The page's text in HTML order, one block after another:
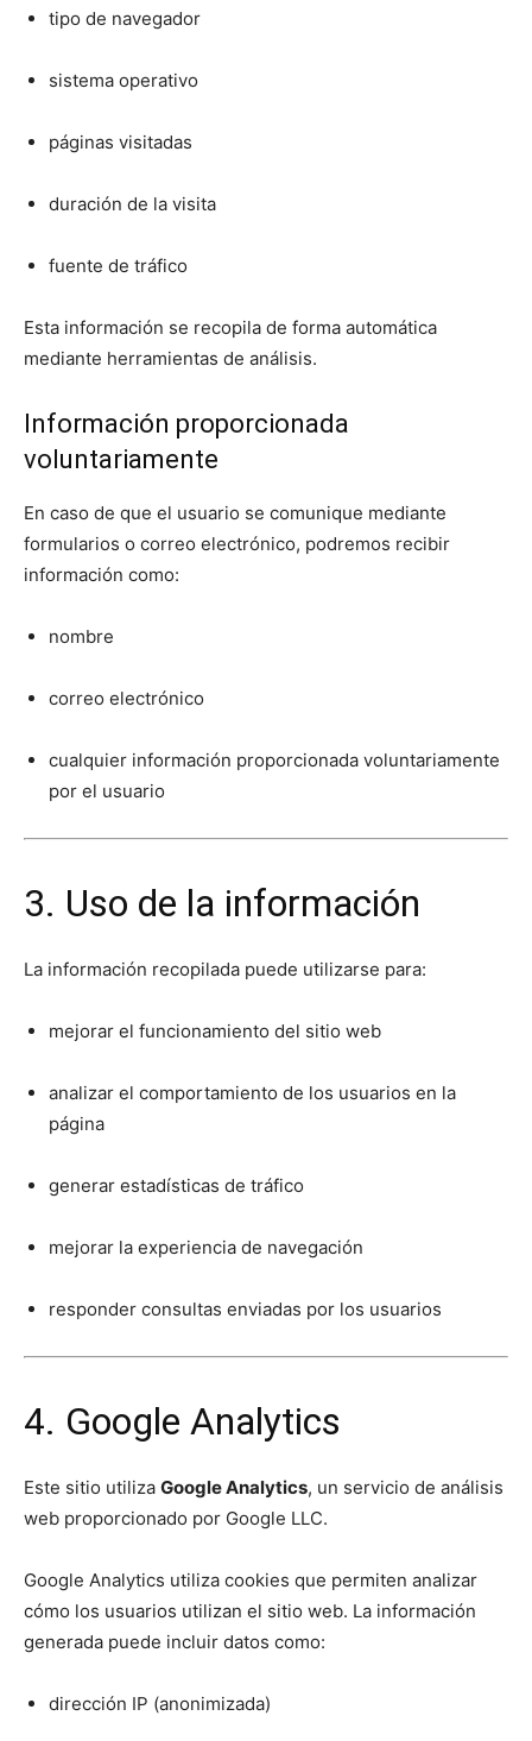
tipo de navegador
sistema operativo
páginas visitadas
duración de la visita
fuente de tráfico
Esta información se recopila de forma automática
mediante herramientas de análisis.
Información proporcionada
voluntariamente
En caso de que el usuario se comunique mediante
formularios o correo electrónico, podremos recibir
información como:
nombre
correo electrónico
cualquier información proporcionada voluntariamente
por el usuario
3. Uso de la información
La información recopilada puede utilizarse para:
mejorar el funcionamiento del sitio web
analizar el comportamiento de los usuarios en la
página
generar estadísticas de tráfico
mejorar la experiencia de navegación
responder consultas enviadas por los usuarios
4. Google Analytics
Este sitio utiliza Google Analytics, un servicio de análisis
web proporcionado por Google LLC.
Google Analytics utiliza cookies que permiten analizar
cómo los usuarios utilizan el sitio web. La información
generada puede incluir datos como:
dirección IP (anonimizada)